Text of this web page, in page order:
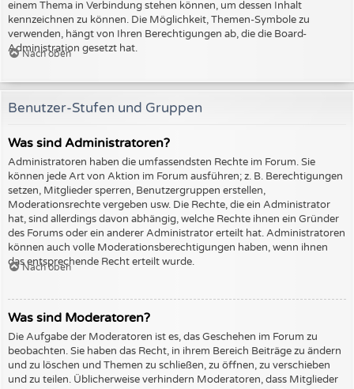
einem Thema in Verbindung stehen können, um dessen Inhalt
kennzeichnen zu können. Die Möglichkeit, Themen-Symbole zu
verwenden, hängt von Ihren Berechtigungen ab, die die Board-
Administration gesetzt hat.
Nach oben
Benutzer-Stufen und Gruppen
Was sind Administratoren?
Administratoren haben die umfassendsten Rechte im Forum. Sie
können jede Art von Aktion im Forum ausführen; z. B. Berechtigungen
setzen, Mitglieder sperren, Benutzergruppen erstellen,
Moderationsrechte vergeben usw. Die Rechte, die ein Administrator
hat, sind allerdings davon abhängig, welche Rechte ihnen ein Gründer
des Forums oder ein anderer Administrator erteilt hat. Administratoren
können auch volle Moderationsberechtigungen haben, wenn ihnen
das entsprechende Recht erteilt wurde.
Nach oben
Was sind Moderatoren?
Die Aufgabe der Moderatoren ist es, das Geschehen im Forum zu
beobachten. Sie haben das Recht, in ihrem Bereich Beiträge zu ändern
und zu löschen und Themen zu schließen, zu öffnen, zu verschieben
und zu teilen. Üblicherweise verhindern Moderatoren, dass Mitglieder